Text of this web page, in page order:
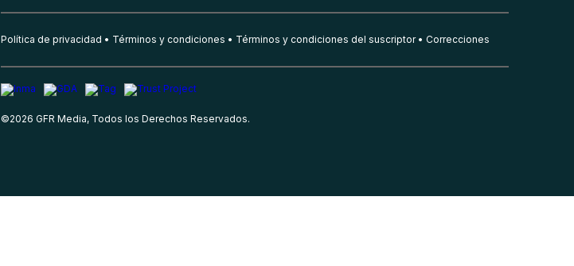
Política de privacidad Términos y condiciones Términos y condiciones del suscriptor Correcciones
©2026 GFR Media, Todos los Derechos Reservados.